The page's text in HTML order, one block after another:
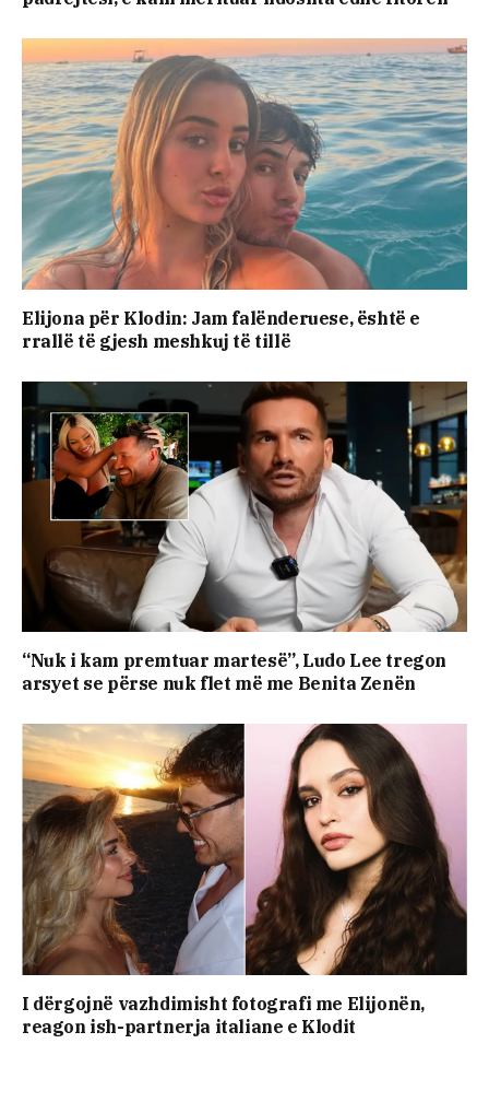
Elijona për Klodin: Jam falënderuese, është e
rrallë të gjesh meshkuj të tillë
“Nuk i kam premtuar martesë”, Ludo Lee tregon
arsyet se përse nuk flet më me Benita Zenën
I dërgojnë vazhdimisht fotografi me Elijonën,
reagon ish-partnerja italiane e Klodit